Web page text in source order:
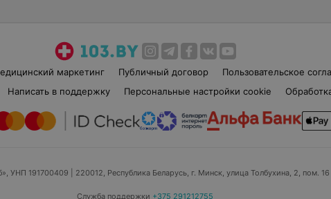
маркетинг Публичный договор Пользовательское
Написать в поддержку Персональные настройки cookie
УНП 191700409 | 220012, Республика Беларусь, г. Минск, улица Толбухина, 2, пом.
Служба поддержки +375 291212755